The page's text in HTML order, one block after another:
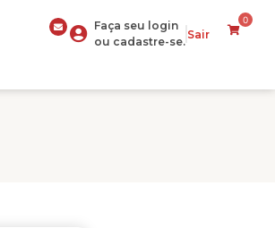
Faça seu login
ou cadastre-se.
Sair
0